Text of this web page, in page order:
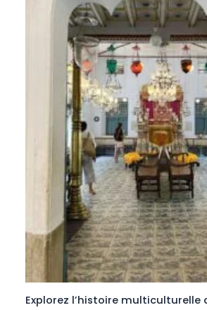
Explorez l’histoire multiculturelle